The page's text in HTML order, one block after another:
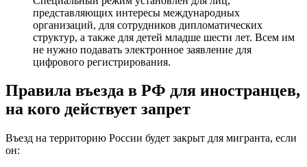
представляющих интересы международных
организаций, для сотрудников дипломатических
структур, а также для детей младше шести лет. Всем им
не нужно подавать электронное заявление для
цифрового регистрирования.
Правила въезда в РФ для иностранцев,
на кого действует запрет
Въезд на территорию России будет закрыт для мигранта, если
он: